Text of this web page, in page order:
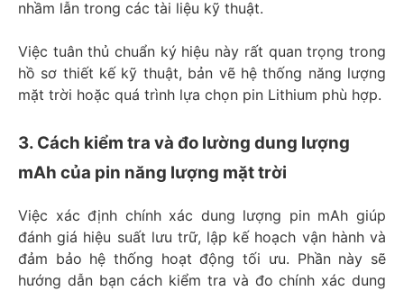
nhầm lẫn trong các tài liệu kỹ thuật.
Việc tuân thủ chuẩn ký hiệu này rất quan trọng trong
hồ sơ thiết kế kỹ thuật, bản vẽ hệ thống năng lượng
mặt trời hoặc quá trình lựa chọn pin Lithium phù hợp.
3. Cách kiểm tra và đo lường dung lượng
mAh của pin năng lượng mặt trời
Việc xác định chính xác dung lượng pin mAh giúp
đánh giá hiệu suất lưu trữ, lập kế hoạch vận hành và
đảm bảo hệ thống hoạt động tối ưu. Phần này sẽ
hướng dẫn bạn cách kiểm tra và đo chính xác dung